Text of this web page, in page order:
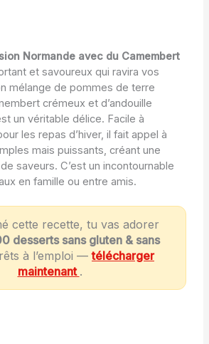
Normande avec du Camembert
et savoureux qui ravira vos
mélange de pommes de terre
crémeux et d’andouille
un véritable délice. Facile à
les repas d’hiver, il fait appel à
mais puissants, créant une
saveurs. C’est un incontournable
en famille ou entre amis.
cette recette, tu vas adorer
desserts sans gluten & sans
à l’emploi —télécharger
maintenant .